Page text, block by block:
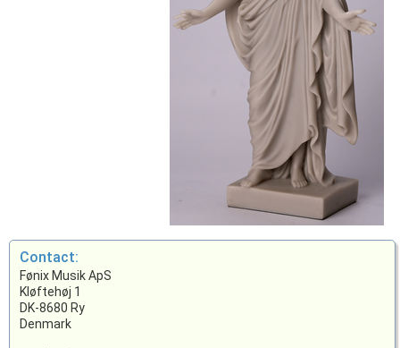
Contact:
Fønix Musik ApS
Kløftehøj 1
DK-8680 Ry
Denmark